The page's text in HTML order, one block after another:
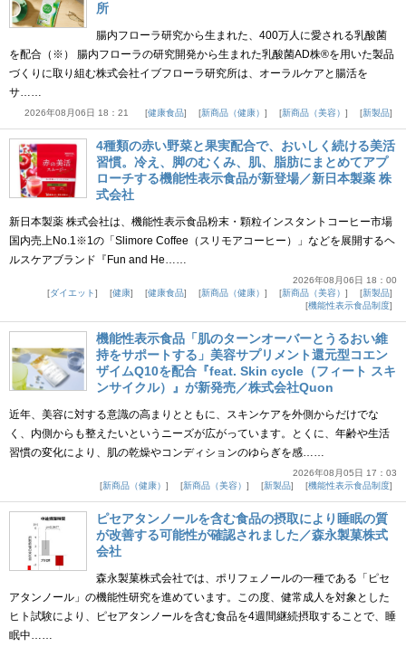
所
腸内フローラ研究から生まれた、400万人に愛される乳酸菌
を配合（※） 腸内フローラの研究開発から生まれた乳酸菌AD株®を用いた製品
づくりに取り組む株式会社イブフローラ研究所は、オーラルケアと腸活を
サ……
2026年08月06日 18：21 健康食品 新商品（健康） 新商品（美容） 新製品
4種類の赤い野菜と果実配合で、おいしく続ける美活
習慣。冷え、脚のむくみ、肌、脂肪にまとめてアプ
ローチする機能性表示食品が新登場／新日本製薬 株
式会社
新日本製薬 株式会社は、機能性表示食品粉末・顆粒インスタントコーヒー市場
国内売上No.1※1の「Slimore Coffee（スリモアコーヒー）」などを展開するヘ
ルスケアブランド『Fun and He……
2026年08月06日 18：00
ダイエット
健康 健康食品 新商品（健康） 新商品（美容）
新製品
機能性表示食品制度
機能性表示食品「肌のターンオーバーとうるおい維
持をサポートする」美容サプリメント還元型コエン
ザイムQ10を配合『feat. Skin cycle（フィート スキ
ンサイクル）』が新発売／株式会社Quon
近年、美容に対する意識の高まりとともに、スキンケアを外側からだけでな
く、内側からも整えたいというニーズが広がっています。とくに、年齢や生活
習慣の変化により、肌の乾燥やコンディションのゆらぎを感……
2026年08月05日 17：03
新商品（健康）
新商品（美容） 新製品 機能性表示食品制度
ピセアタンノールを含む食品の摂取により睡眠の質
が改善する可能性が確認されました／森永製菓株式
会社
森永製菓株式会社では、ポリフェノールの一種である「ピセ
アタンノール」の機能性研究を進めています。この度、健常成人を対象とした
ヒト試験により、ピセアタンノールを含む食品を4週間継続摂取することで、睡
眠中……